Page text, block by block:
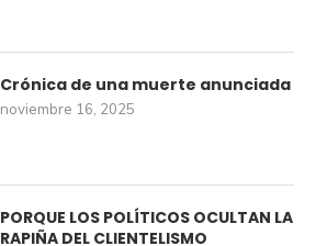
Crónica de una muerte anunciada
noviembre 16, 2025
PORQUE LOS POLÍTICOS OCULTAN LA
RAPIÑA DEL CLIENTELISMO